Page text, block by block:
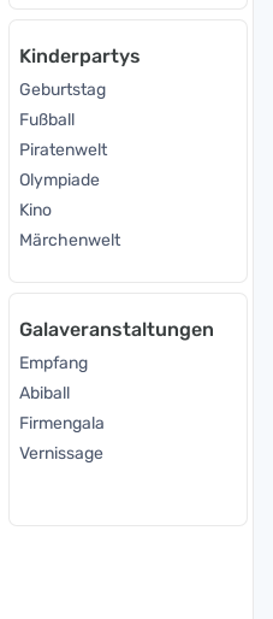
Kinderpartys
Geburtstag
Fußball
Piratenwelt
Olympiade
Kino
Märchenwelt
Galaveranstaltungen
Empfang
Abiball
Firmengala
Vernissage